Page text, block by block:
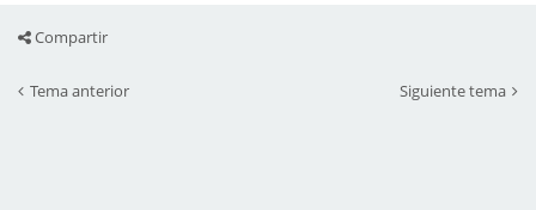
Compartir
Tema anterior Siguiente tema